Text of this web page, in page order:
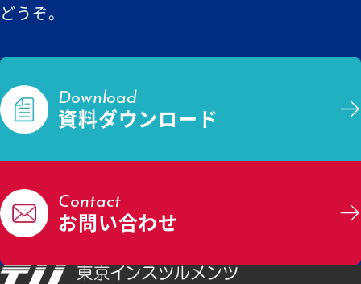
どうぞ。
Download
資料ダウンロード
Contact
お問い合わせ